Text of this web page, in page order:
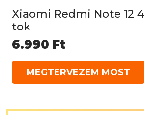
Xiaomi Redmi Note 12
tok
6.990 Ft
MEGTERVEZEM MOST